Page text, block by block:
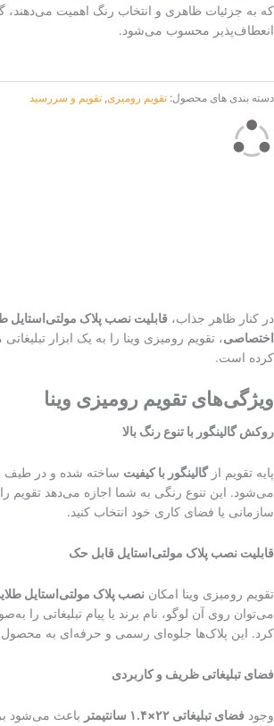
که به جزئیات ظاهری و انتخاب رنگ اهمیت می‌دهند،
انعطاف‌پذیر محسوب می‌شود.
دسته بندی های محصول: تقویم رومیزی تقویم و سررسید
در کنار ظاهر جذاب، قابلیت نصب پلاک مولتی‌استایل
اختصاصی، تقویم رومیزی وینا را به یک ابزار
کرده است.
ویژگی‌های تقویم رومیزی وینا
روکش گالینگور با تنوع رنگ بالا
پایه تقویم ازگالینگور با کیفیت ساخته شده و در طیف
می‌شود. این تنوع رنگی به شما اجازه می‌دهد تقویم
سازمانی یا فضای کاری خود انتخاب کنید.
قابلیت نصب پلاک مولتی‌استایل قابل حک
تقویم رومیزی وینا امکان نصب پلاک مولتی‌استایل
می‌توان روی آن لوگو، نام برند یا پیام تبلیغاتی را
کرد. این پلاک‌ها جلوه‌ای رسمی و حرفه‌ای به
فضای تبلیغاتی ظریف و کاربردی
وجود فضای تبلیغاتی ۲۲×۱.۴ سانتیمتر باعث می‌شود